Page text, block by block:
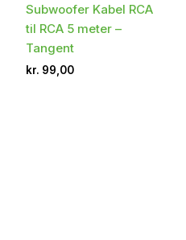
Subwoofer Kabel RCA
til RCA 5 meter –
Tangent
kr. 99,00